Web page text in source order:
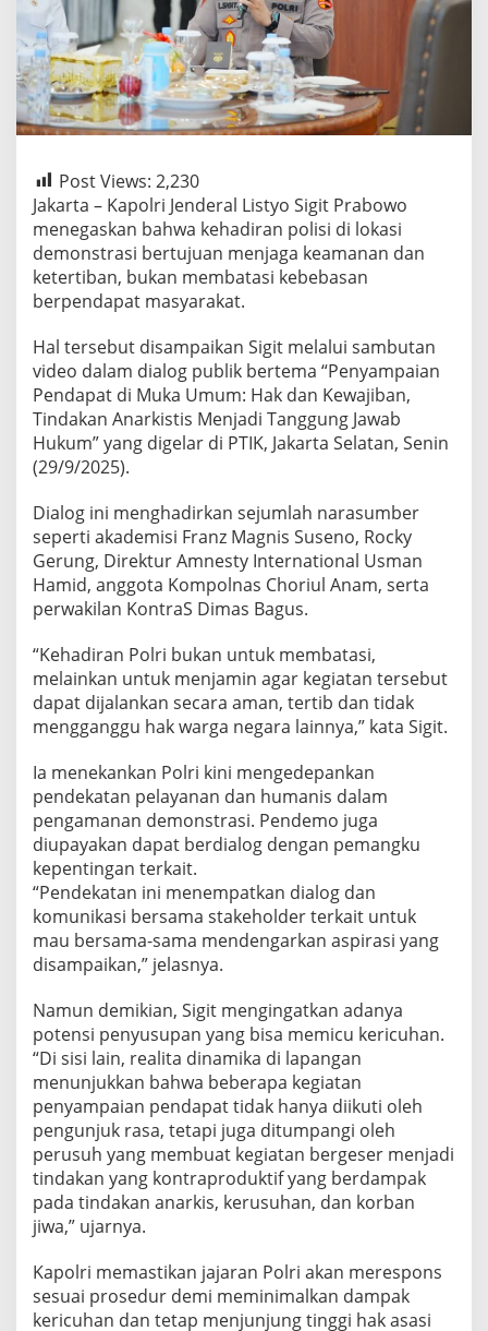
Post Views: 2,230
Jakarta – Kapolri Jenderal Listyo Sigit Prabowo
menegaskan bahwa kehadiran polisi di lokasi
demonstrasi bertujuan menjaga keamanan dan
ketertiban, bukan membatasi kebebasan
berpendapat masyarakat.
Hal tersebut disampaikan Sigit melalui sambutan
video dalam dialog publik bertema “Penyampaian
Pendapat di Muka Umum: Hak dan Kewajiban,
Tindakan Anarkistis Menjadi Tanggung Jawab
Hukum” yang digelar di PTIK, Jakarta Selatan, Senin
(29/9/2025).
Dialog ini menghadirkan sejumlah narasumber
seperti akademisi Franz Magnis Suseno, Rocky
Gerung, Direktur Amnesty International Usman
Hamid, anggota Kompolnas Choriul Anam, serta
perwakilan KontraS Dimas Bagus.
“Kehadiran Polri bukan untuk membatasi,
melainkan untuk menjamin agar kegiatan tersebut
dapat dijalankan secara aman, tertib dan tidak
mengganggu hak warga negara lainnya,” kata Sigit.
Ia menekankan Polri kini mengedepankan
pendekatan pelayanan dan humanis dalam
pengamanan demonstrasi. Pendemo juga
diupayakan dapat berdialog dengan pemangku
kepentingan terkait.
“Pendekatan ini menempatkan dialog dan
komunikasi bersama stakeholder terkait untuk
mau bersama-sama mendengarkan aspirasi yang
disampaikan,” jelasnya.
Namun demikian, Sigit mengingatkan adanya
potensi penyusupan yang bisa memicu kericuhan.
“Di sisi lain, realita dinamika di lapangan
menunjukkan bahwa beberapa kegiatan
penyampaian pendapat tidak hanya diikuti oleh
pengunjuk rasa, tetapi juga ditumpangi oleh
perusuh yang membuat kegiatan bergeser menjadi
tindakan yang kontraproduktif yang berdampak
pada tindakan anarkis, kerusuhan, dan korban
jiwa,” ujarnya.
Kapolri memastikan jajaran Polri akan merespons
sesuai prosedur demi meminimalkan dampak
kericuhan dan tetap menjunjung tinggi hak asasi